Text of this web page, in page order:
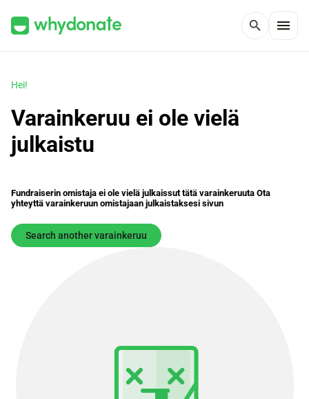
search menu
Hei!
Varainkeruu ei ole vielä
julkaistu
Fundraiserin omistaja ei ole vielä julkaissut tätä varainkeruuta Ota
yhteyttä varainkeruun omistajaan julkaistaksesi sivun
Search another varainkeruu